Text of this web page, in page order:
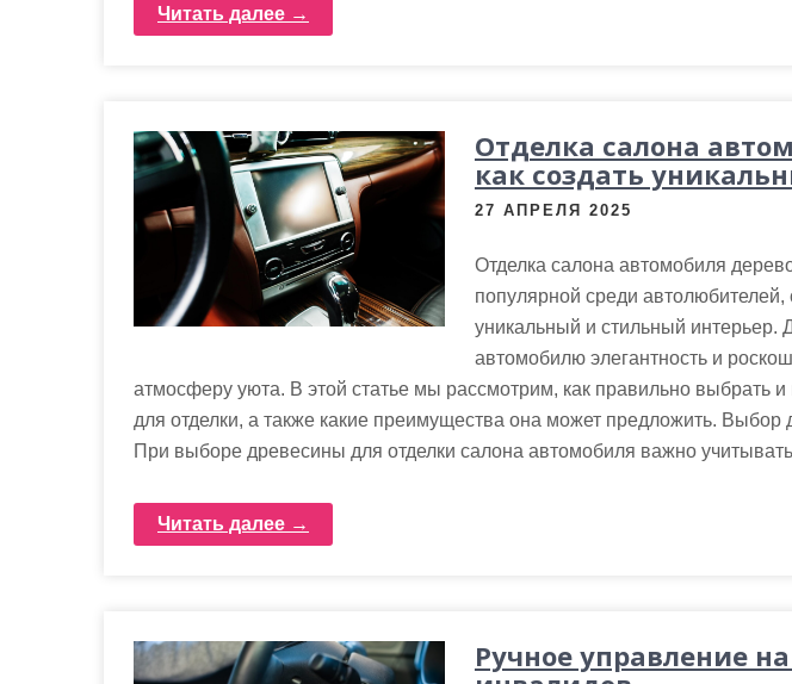
Читать далее →
Отделка салона
как создать
27 АПРЕЛЯ 2025
Отделка салона автомобиля
популярной среди автолюбителей,
уникальный и стильный интерьер.
автомобилю элегантность и
атмосферу уюта. В этой статье мы рассмотрим, как правильно выбрать и
для отделки, а также какие преимущества она может предложить. Выбор
При выборе древесины для отделки салона автомобиля важно
Читать далее →
Ручное управление